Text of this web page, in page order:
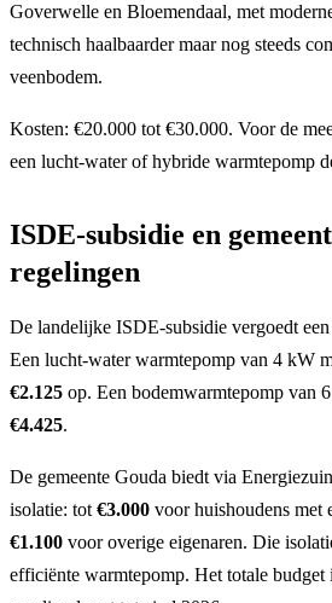
Goverwelle en Bloemendaal, met
technisch haalbaarder maar nog steeds
veenbodem.
Kosten: €20.000 tot €30.000. Voor de
een lucht-water of hybride warmtepomp
ISDE-subsidie en
regelingen
De landelijke ISDE-subsidie vergoedt
Een lucht-water warmtepomp van 4 kW
€2.125 op. Een bodemwarmtepomp van
€4.425.
De gemeente Gouda biedt via
isolatie: tot €3.000 voor huishoudens met
€1.100 voor overige eigenaren. Die
efficiënte warmtepomp. Het totale